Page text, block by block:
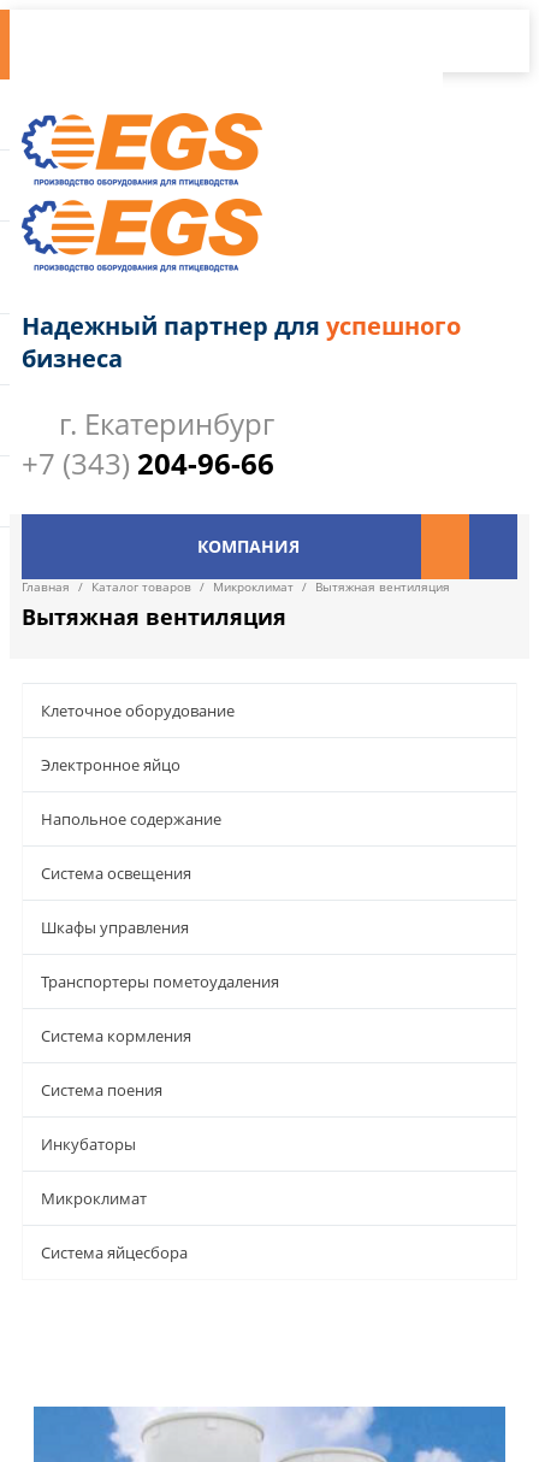
Надежный партнер для успешного
бизнеса
г. Екатеринбург
+7 (343) 204-96-66
КОМПАНИЯ
Главная / Каталог товаров / Микроклимат / Вытяжная вентиляция
Вытяжная вентиляция
Клеточное оборудование
Электронное яйцо
Напольное содержание
Система освещения
Шкафы управления
Транспортеры пометоудаления
Система кормления
Система поения
Инкубаторы
Микроклимат
Система яйцесбора